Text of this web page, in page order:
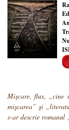
Mişcare, flux, „cine
mişcarea” şi
s-ar descrie